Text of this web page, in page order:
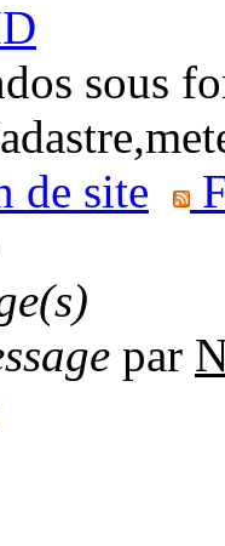
sous
de site
par